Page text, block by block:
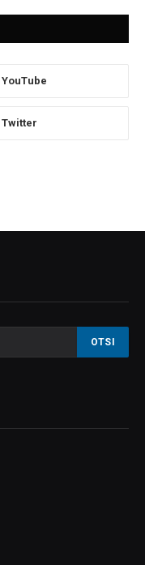
YouTube
Twitter